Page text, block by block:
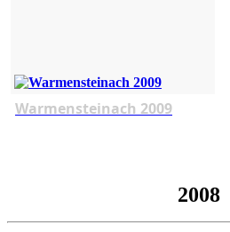
Warmensteinach 2009
2008